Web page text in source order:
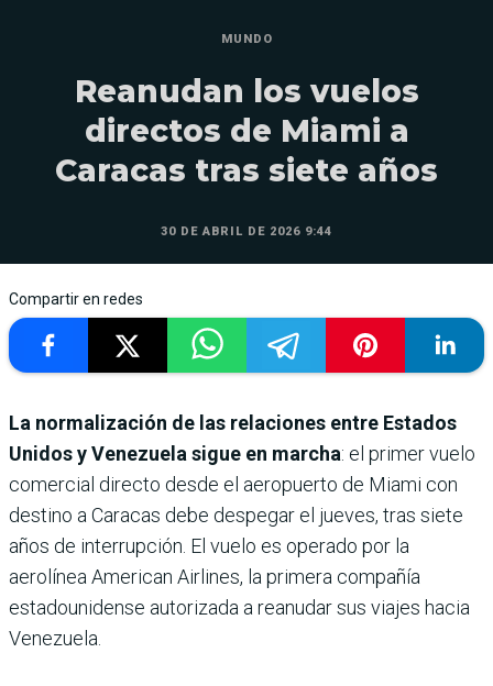
MUNDO
Reanudan los vuelos
directos de Miami a
Caracas tras siete años
30 DE ABRIL DE 2026 9:44
Compartir en redes
La normalización de las relaciones entre Estados
Unidos y Venezuela sigue en marcha: el primer vuelo
comercial directo desde el aeropuerto de Miami con
destino a Caracas debe despegar el jueves, tras siete
años de interrupción. El vuelo es operado por la
aerolínea American Airlines, la primera compañía
estadounidense autorizada a reanudar sus viajes hacia
Venezuela.